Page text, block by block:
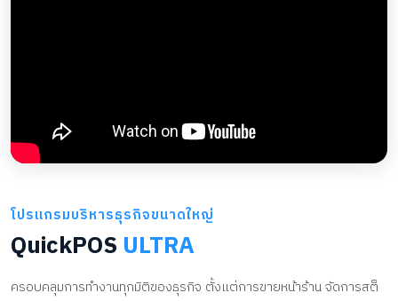
โปรแกรมบริหารธุรกิจขนาดใหญ่
QuickPOS ULTRA
ครอบคลุมการทำงานทุกมิติของธุรกิจ ตั้งแต่การขายหน้าร้าน จัดการสต็